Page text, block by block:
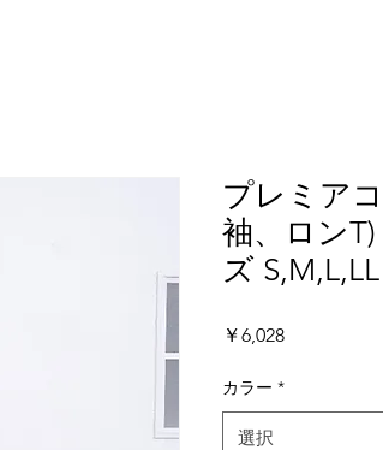
プレミア
袖、ロン
ズ
￥6,028価
カラー *
選択